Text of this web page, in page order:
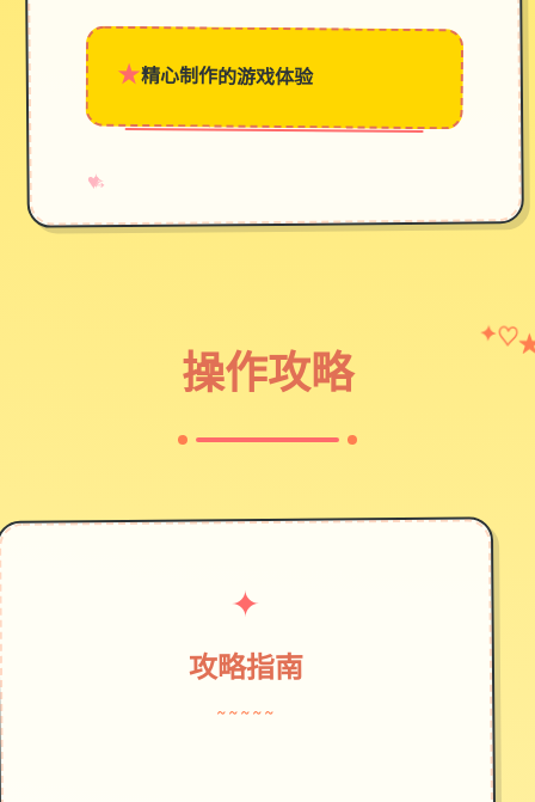
★精心制作的游戏体验
♥
✧
→
操作攻略
✦♡
✦
攻略指南
~~~~~